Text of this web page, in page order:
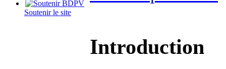
Soutenir le site
Introduction